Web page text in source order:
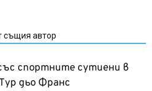
същия автор
спортните сутиени в
дьо Франс